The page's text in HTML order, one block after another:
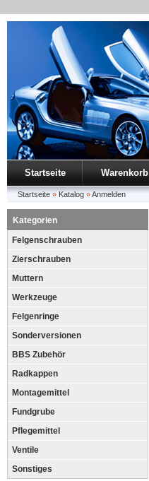
Startseite Warenkorb
Startseite » Katalog »Anmelden
Kategorien
Felgenschrauben
Zierschrauben
Muttern
Werkzeuge
Felgenringe
Sonderversionen
BBS Zubehör
Radkappen
Montagemittel
Fundgrube
Pflegemittel
Ventile
Sonstiges